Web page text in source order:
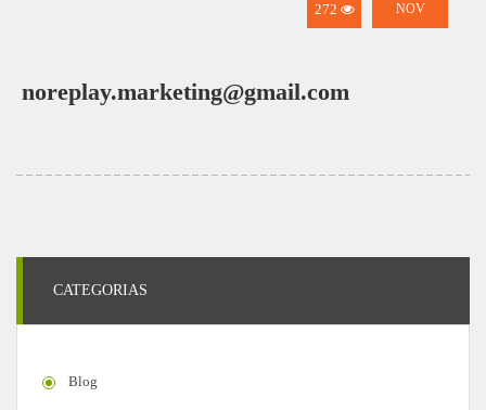
272 NOV
noreplay.marketing@gmail.com
CATEGORIAS
Blog